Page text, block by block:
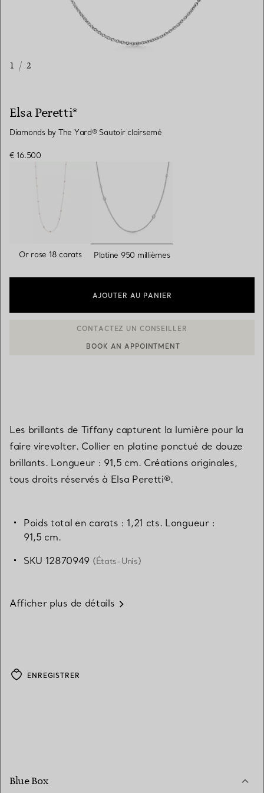
1 / 2
Elsa Peretti®
Diamonds by The Yard® Sautoir clairsemé
€ 16.500
Or rose 18 carats sélectionnés
Platine 950 millièmes
AJOUTER AU PANIER
Les brillants de Tiffany capturent la lumière pour la
faire virevolter. Collier en platine ponctué de douze
brillants. Longueur : 91,5 cm. Créations originales,
tous droits réservés à Elsa Peretti®.
Poids total en carats : 1,21 cts. Longueur :
91,5 cm.
SKU 12870949 (États-Unis)
Afficher plus de détails
ENREGISTRER
Blue Box